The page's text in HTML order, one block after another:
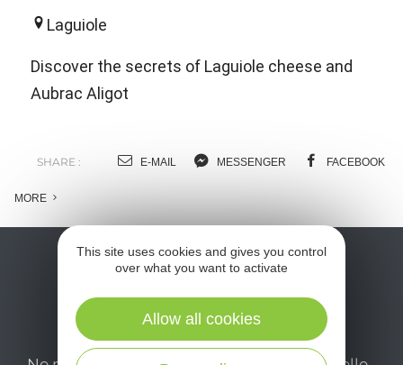
Laguiole
Discover the secrets of Laguiole cheese and
Aubrac Aligot
SHARE : E-MAIL MESSENGER FACEBOOK
MORE
This site uses cookies and gives you control
over what you want to activate
Allow all cookies